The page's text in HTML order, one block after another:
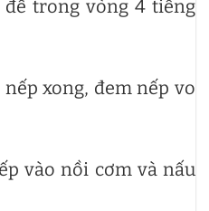
để trong vòng 4 tiếng
xong, đem nếp vo
vào nồi cơm và nấu